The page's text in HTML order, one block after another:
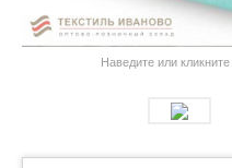
Наведите или